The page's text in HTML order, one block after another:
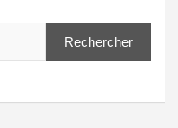
Rechercher